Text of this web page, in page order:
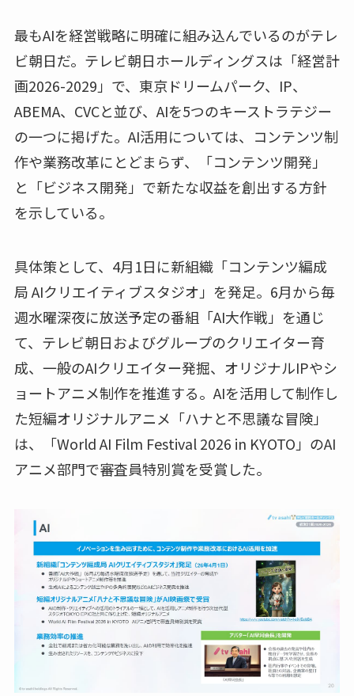
最もAIを経営戦略に明確に組み込んでいるのがテレ
ビ朝日だ。テレビ朝日ホールディングスは「経営計
画2026-2029」で、東京ドリームパーク、IP、
ABEMA、CVCと並び、AIを5つのキーストラテジー
の一つに掲げた。AI活用については、コンテンツ制
作や業務改革にとどまらず、「コンテンツ開発」
と「ビジネス開発」で新たな収益を創出する方針
を示している。
具体策として、4月1日に新組織「コンテンツ編成
局 AIクリエイティブスタジオ」を発足。6月から毎
週水曜深夜に放送予定の番組「AI大作戦」を通じ
て、テレビ朝日およびグループのクリエイター育
成、一般のAIクリエイター発掘、オリジナルIPやシ
ョートアニメ制作を推進する。AIを活用して制作し
た短編オリジナルアニメ「ハナと不思議な冒険」
は、「World AI Film Festival 2026 in KYOTO」のAI
アニメ部門で審査員特別賞を受賞した。